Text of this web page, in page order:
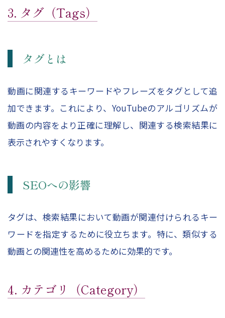
3. タグ（Tags）
タグとは
動画に関連するキーワードやフレーズをタグとして追
加できます。これにより、YouTubeのアルゴリズムが
動画の内容をより正確に理解し、関連する検索結果に
表示されやすくなります。
SEOへの影響
タグは、検索結果において動画が関連付けられるキー
ワードを指定するために役立ちます。特に、類似する
動画との関連性を高めるために効果的です。
4. カテゴリ（Category）